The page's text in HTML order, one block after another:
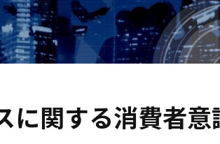
に関する消費者意